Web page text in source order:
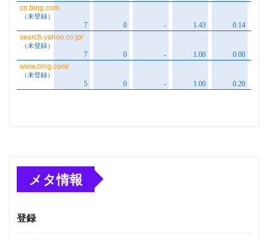
メタ情報
登録